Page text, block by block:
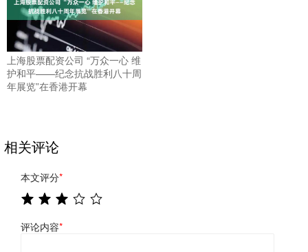
上海股票配资公司 “万众一心 维
护和平——纪念抗战胜利八十周
年展览”在香港开幕
相关评论
本文评分*
评论内容*